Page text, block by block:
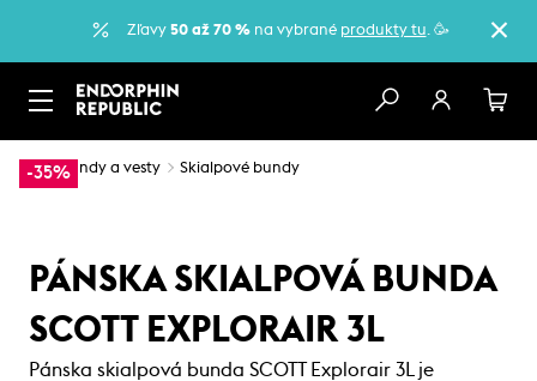
Zľavy 50 až 70 %na vybrané produkty tu. 🥳
-35%
… Bundy a vesty Skialpové bundy
PÁNSKA SKIALPOVÁ BUNDA
SCOTT EXPLORAIR 3L
Pánska skialpová bunda SCOTT Explorair 3L je